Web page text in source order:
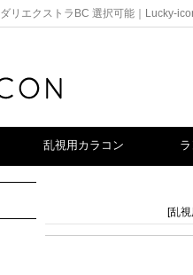
リエクストラBC 選択可能｜Lucky-
乱視用カラコン
[乱